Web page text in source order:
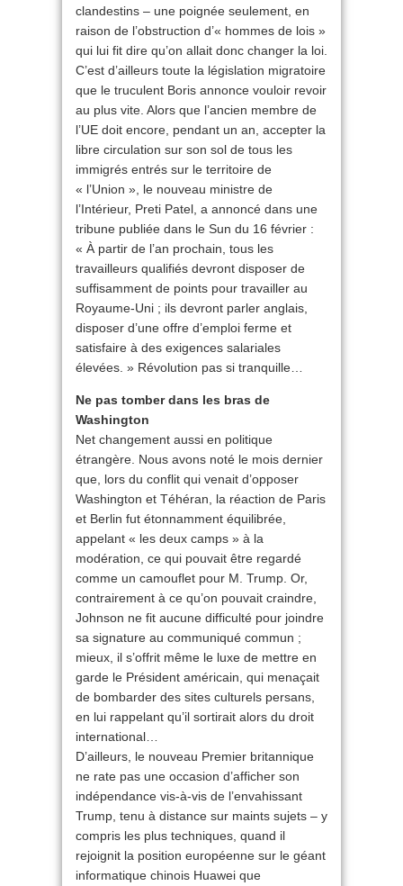
clandestins – une poignée seulement, en
raison de l’obstruction d’« hommes de lois »
qui lui fit dire qu’on allait donc changer la loi.
C’est d’ailleurs toute la législation migratoire
que le truculent Boris annonce vouloir revoir
au plus vite. Alors que l’ancien membre de
l’UE doit encore, pendant un an, accepter la
libre circulation sur son sol de tous les
immigrés entrés sur le territoire de
« l’Union », le nouveau ministre de
l’Intérieur, Preti Patel, a annoncé dans une
tribune publiée dans le Sun du 16 février :
« À partir de l’an prochain, tous les
travailleurs qualifiés devront disposer de
suffisamment de points pour travailler au
Royaume-Uni ; ils devront parler anglais,
disposer d’une offre d’emploi ferme et
satisfaire à des exigences salariales
élevées. » Révolution pas si tranquille…
Ne pas tomber dans les bras de
Washington
Net changement aussi en politique
étrangère. Nous avons noté le mois dernier
que, lors du conflit qui venait d’opposer
Washington et Téhéran, la réaction de Paris
et Berlin fut étonnamment équilibrée,
appelant « les deux camps » à la
modération, ce qui pouvait être regardé
comme un camouflet pour M. Trump. Or,
contrairement à ce qu’on pouvait craindre,
Johnson ne fit aucune difficulté pour joindre
sa signature au communiqué commun ;
mieux, il s’offrit même le luxe de mettre en
garde le Président américain, qui menaçait
de bombarder des sites culturels persans,
en lui rappelant qu’il sortirait alors du droit
international…
D’ailleurs, le nouveau Premier britannique
ne rate pas une occasion d’afficher son
indépendance vis-à-vis de l’envahissant
Trump, tenu à distance sur maints sujets – y
compris les plus techniques, quand il
rejoignit la position européenne sur le géant
informatique chinois Huawei que